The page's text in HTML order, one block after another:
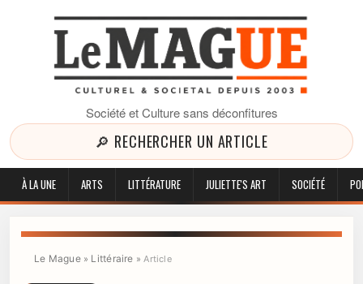
Société et Culture sans déconfitures
🔎 RECHERCHER UN ARTICLE
À LA UNE ARTS LITTÉRATURE JULIETTE'S ART SOCIÉTÉ
Le Mague» Littéraire »Article